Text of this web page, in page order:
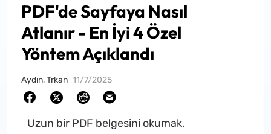
PDF'de Sayfaya Nasıl
Atlanır - En İyi 4 Özel
Yöntem Açıklandı
Aydın, Trkan 11/7/2025
Uzun bir PDF belgesini okumak,